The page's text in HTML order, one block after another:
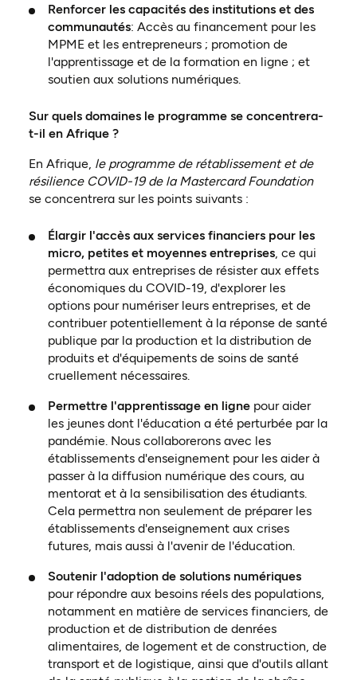
Renforcer les capacités des institutions et des
communautés: Accès au financement pour les
MPME et les entrepreneurs ; promotion de
l'apprentissage et de la formation en ligne ; et
soutien aux solutions numériques.
Sur quels domaines le programme se concentrera-
t-il en Afrique ?
En Afrique, le programme de rétablissement et de
résilience COVID-19 de la Mastercard Foundation
se concentrera sur les points suivants :
Élargir l'accès aux services financiers pour les
micro, petites et moyennes entreprises, ce qui
permettra aux entreprises de résister aux effets
économiques du COVID-19, d'explorer les
options pour numériser leurs entreprises, et de
contribuer potentiellement à la réponse de santé
publique par la production et la distribution de
produits et d'équipements de soins de santé
cruellement nécessaires.
Permettre l'apprentissage en ligne pour aider
les jeunes dont l'éducation a été perturbée par la
pandémie. Nous collaborerons avec les
établissements d'enseignement pour les aider à
passer à la diffusion numérique des cours, au
mentorat et à la sensibilisation des étudiants.
Cela permettra non seulement de préparer les
établissements d'enseignement aux crises
futures, mais aussi à l'avenir de l'éducation.
Soutenir l'adoption de solutions numériques
pour répondre aux besoins réels des populations,
notamment en matière de services financiers, de
production et de distribution de denrées
alimentaires, de logement et de construction, de
transport et de logistique, ainsi que d'outils allant